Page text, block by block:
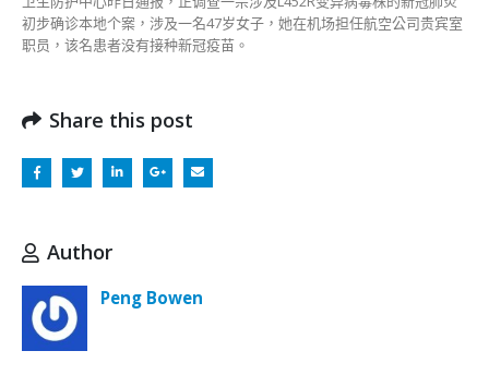
初步确诊本地个案，涉及一名47岁女子，她在机场担任航空公司贵宾室
职员，该名患者没有接种新冠疫苗。
Share this post
Author
Peng Bowen